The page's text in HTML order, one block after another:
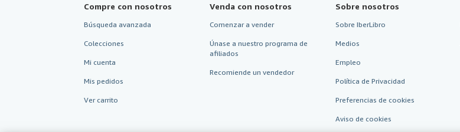
Compre con nosotros
Búsqueda avanzada
Colecciones
Mi cuenta
Mis pedidos
Ver carrito
Venda con nosotros
Comenzar a vender
Únase a nuestro programa de
afiliados
Recomiende un vendedor
Sobre nosotros
Sobre IberLibro
Medios
Empleo
Política de Privacidad
Preferencias de cookies
Aviso de cookies